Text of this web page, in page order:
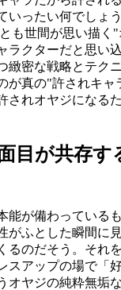
いったい何でしょ
も世間が思い描く
ラクターだと思い
緻密な戦略とテク
が真の"許されキャ
されオヤジになる
目が共存す
能が備わっている
がふとした瞬間に
るのだそう。それ
スアップの場で「
オヤジの純粋無垢